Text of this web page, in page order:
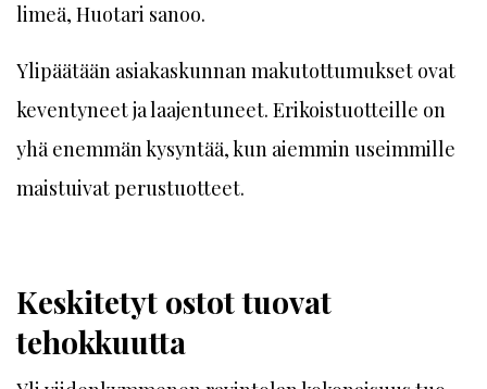
limeä, Huotari sanoo.
Ylipäätään asiakaskunnan makutottumukset ovat
keventyneet ja laajentuneet. Erikoistuotteille on
yhä enemmän kysyntää, kun aiemmin useimmille
maistuivat perustuotteet.
Keskitetyt ostot tuovat
tehokkuutta